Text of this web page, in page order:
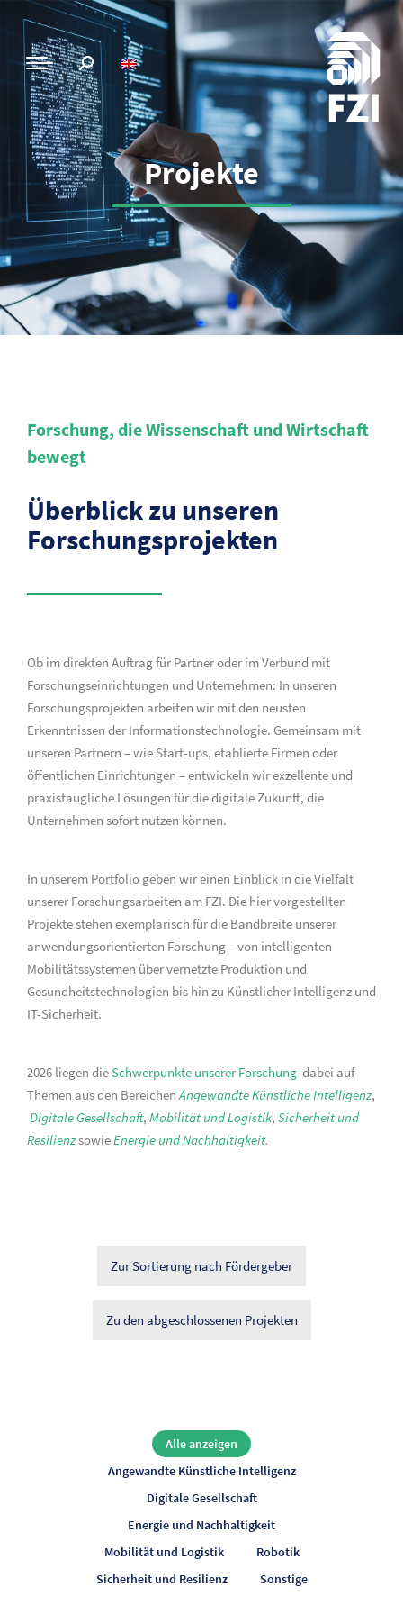
Projekte
Forschung, die Wissenschaft und Wirtschaft
bewegt
Überblick zu unseren
Forschungsprojekten
Ob im direkten Auftrag für Partner oder im Verbund mit
Forschungseinrichtungen und Unternehmen: In unseren
Forschungsprojekten arbeiten wir mit den neusten
Erkenntnissen der Informationstechnologie. Gemeinsam mit
unseren Partnern – wie Start-ups, etablierte Firmen oder
öffentlichen Einrichtungen – entwickeln wir exzellente und
praxistaugliche Lösungen für die digitale Zukunft, die
Unternehmen sofort nutzen können.
In unserem Portfolio geben wir einen Einblick in die Vielfalt
unserer Forschungsarbeiten am FZI. Die hier vorgestellten
Projekte stehen exemplarisch für die Bandbreite unserer
anwendungsorientierten Forschung – von intelligenten
Mobilitätssystemen über vernetzte Produktion und
Gesundheitstechnologien bis hin zu Künstlicher Intelligenz und
IT-Sicherheit.
2026 liegen dieSchwerpunkte unserer Forschung dabei auf
Themen aus den BereichenAngewandte Künstliche Intelligenz,
Digitale Gesellschaft, Mobilität und Logistik, Sicherheit und
ResilienzsowieEnergie und Nachhaltigkeit.
Zur Sortierung nach Fördergeber
Zu den abgeschlossenen Projekten
Alle anzeigen
Angewandte Künstliche Intelligenz
Digitale Gesellschaft
Energie und Nachhaltigkeit
Mobilität und Logistik
Robotik
Sicherheit und Resilienz
Sonstige
Automatisierte
Modellierung,
Analyse und
Zustandsschätzung
mittels
Intelligenter
Kompetenzcluster
Anonymisierung
für vernetzte
„Forschungsnetzwerks
Anonymisierung
CAVE
FlexBlue